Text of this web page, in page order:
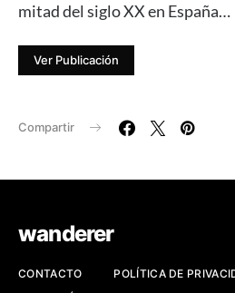
mitad del siglo XX en España…
Ver Publicación
Compartir
wanderer
CONTACTO
POLÍTICA DE